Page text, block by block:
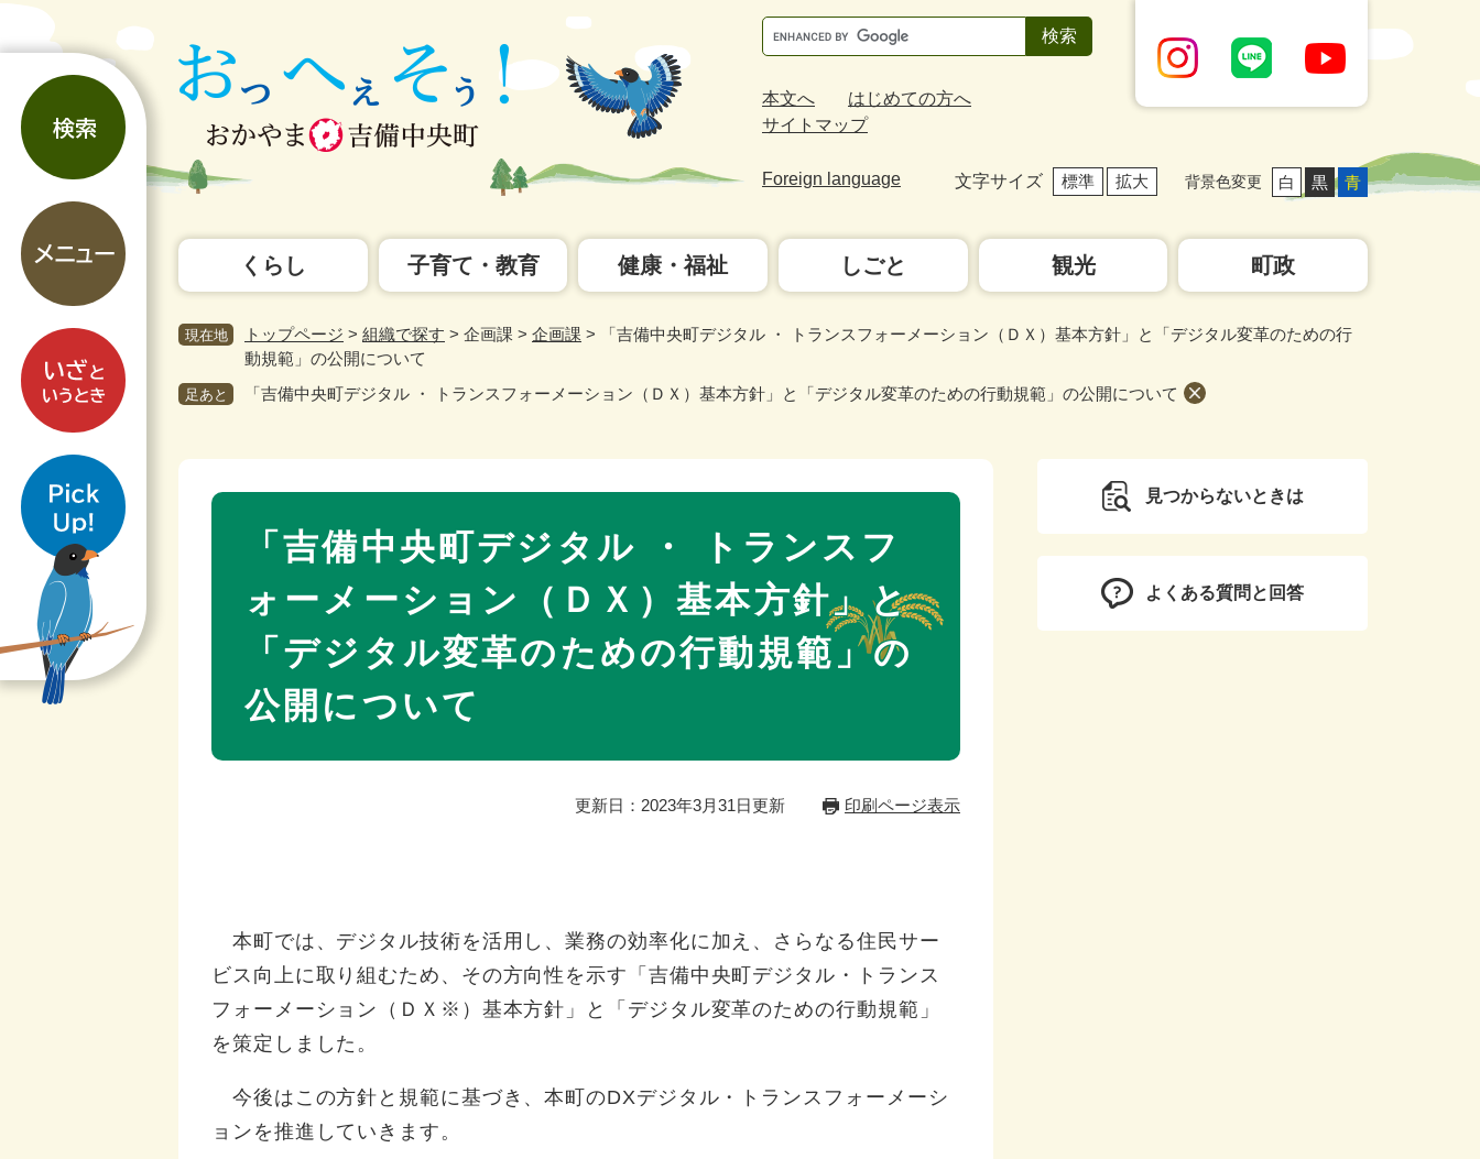
先
頭
す。
を
飛
し
本
へ
Google
カ
タ
ム
索
本文へ
はじめての方へ
サイトマップ
Foreign language 文字サイズ 標準 拡大 背景色変更 白 黒 青
検
索
メ
ニ
ュ
ー
い
ざ
と
い
と
き
pickup
くらし 子育て・教育 健康・福祉 しごと 観光 町政
現在地 トップページ > 組織で探す > 企画課 > 企画課 >
「吉備中央町デジタル ・ トランスフォーメーション（ＤＸ）基本方針」と「デジタル変革のための行
動規範」の公開について
足あと 「吉備中央町デジタル ・ トランスフォーメーション（ＤＸ）基本方針」と「デジタル変革のための行動規範」の公開について
本
「吉備中央町デジタル ・ トランスフ
ォーメーション（ＤＸ）基本方針」と
「デジタル変革のための行動規範」の
公開について
更新日：2023年3月31日更新 印刷ページ表示
本町では、デジタル技術を活用し、業務の効率化に加え、さらなる住民サー
ビス向上に取り組むため、その方向性を示す「吉備中央町デジタル・トランス
フォーメーション（ＤＸ※）基本方針」と「デジタル変革のための行動規範」
を策定しました。
今後はこの方針と規範に基づき、本町のDXデジタル・トランスフォーメーシ
ョンを推進していきます。
見つからないときは
よくある質問と回答